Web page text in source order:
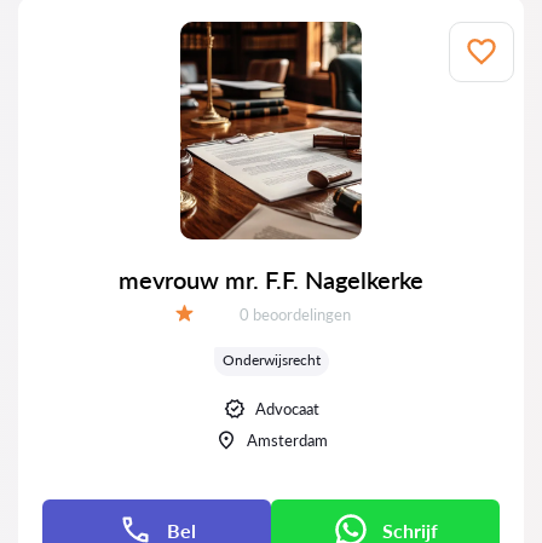
mevrouw mr. F.F. Nagelkerke
Getuigenissen:
0 beoordelingen
Onderwijsrecht
Advocaat
Amsterdam
Bel Schrijf